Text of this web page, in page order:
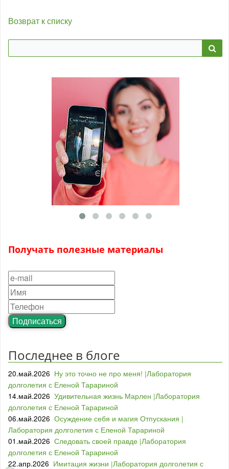
Возврат к списку
Получать полезные материалы
Подписаться
Последнее в блоге
20.май.2026 Ну это точно не про меня! |Лаборатория
долголетия с Еленой Тарариной
14.май.2026 Удивительная жизнь Марлен |Лаборатория
долголетия с Еленой Тарариной
06.май.2026 Осуждение себя и магия Отпускания |
Лаборатория долголетия с Еленой Тарариной
01.май.2026 Следовать своей правде |Лаборатория
долголетия с Еленой Тарариной
22.апр.2026 Имитация жизни |Лаборатория долголетия с